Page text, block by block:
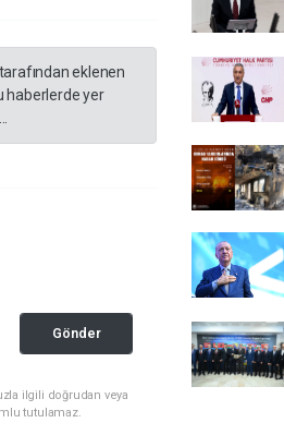
eklenen
haberlerde yer
Gönder
ilgili doğrudan veya
tutulamaz.